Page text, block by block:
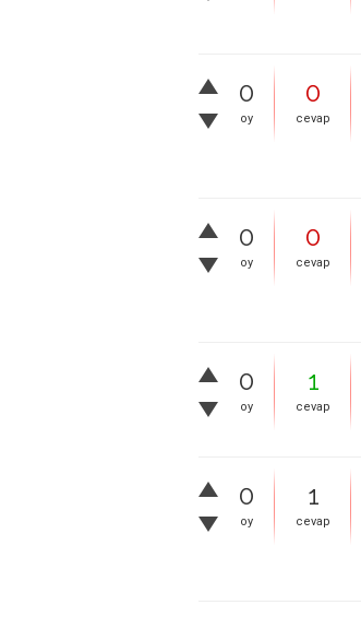
0
oy
0
cevap
0
oy
0
cevap
0
oy
1
cevap
0
oy
1
cevap